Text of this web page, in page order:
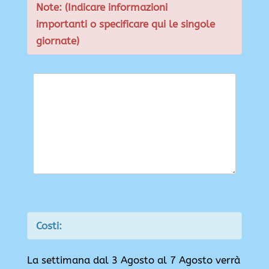
Note: (Indicare informazioni
importanti o specificare qui le singole
giornate)
Costi:
La settimana dal 3 Agosto al 7 Agosto verrà